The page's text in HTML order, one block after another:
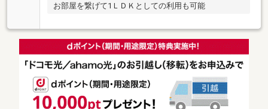
お部屋を繋げて1ＬＤＫとしての利用も可能